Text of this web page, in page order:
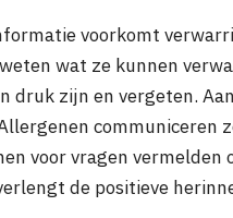
voorkomt
wat ze kunnen
druk zijn en vergeten.
communiceren
voor vragen vermelden
de positieve